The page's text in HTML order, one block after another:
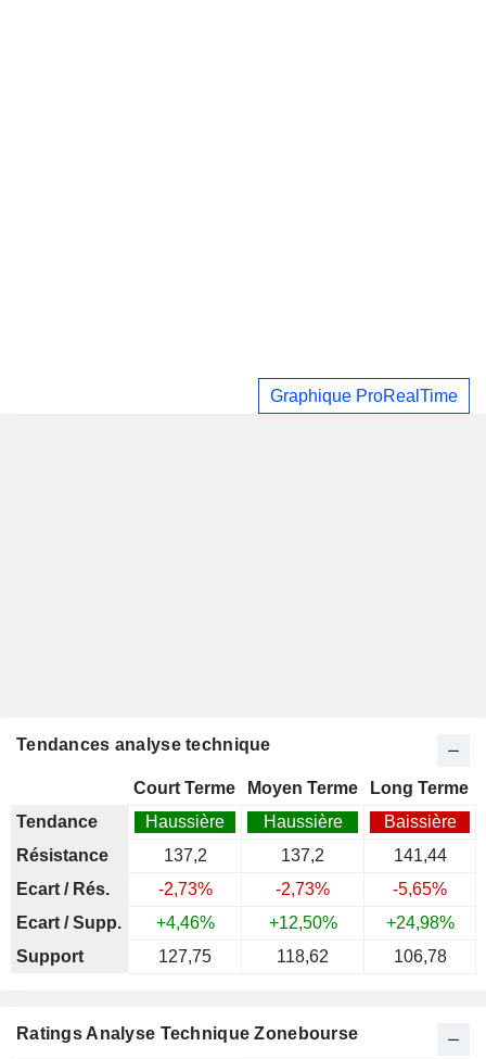
Graphique ProRealTime
Tendances analyse technique
Court Terme Moyen Terme
Long Terme
Tendance
Haussière Haussière
Baissière
Résistance
137,2 137,2
141,44
Ecart / Rés.
-2,73% -2,73%
-5,65%
Ecart / Supp.
+4,46% +12,50%
+24,98%
Support
127,75 118,62 106,78
Ratings Analyse Technique Zonebourse